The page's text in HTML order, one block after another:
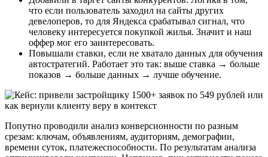
что если пользователь заходил на сайты других
девелоперов, то для Яндекса срабатывал сигнал, что
человеку интересуется покупкой жилья. Значит и наш
оффер мог его заинтересовать.
Повышали ставки, если не хватало данных для обучения
автостратегий. Работает это так: выше ставка → больше
показов → больше данных → лучше обучение.
Попутно проводили анализ конверсионности по разным
срезам: ключам, объявлениям, аудиториям, демографии,
времени суток, платежеспособности. По результатам анализа